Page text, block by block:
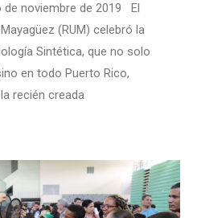
de noviembre de 2019 El
(RUM) celebró la
Sintética, que no solo
en todo Puerto Rico,
recién creada